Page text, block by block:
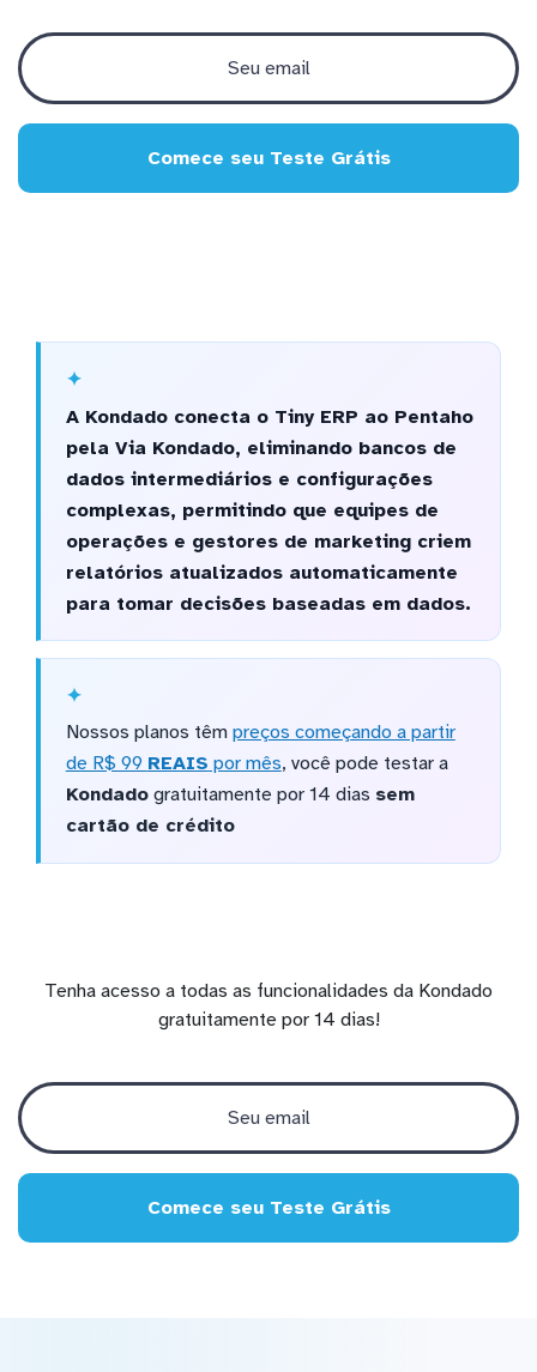
Comece seu Teste Grátis
A Kondado conecta o Tiny ERP ao Pentaho
pela Via Kondado, eliminando bancos de
dados intermediários e configurações
complexas, permitindo que equipes de
operações e gestores de marketing criem
relatórios atualizados automaticamente
para tomar decisões baseadas em dados.
Nossos planos têm preços começando a partir
de R$ 99 REAIS por mês, você pode testar a
Kondadogratuitamente por 14 dias sem
cartão de crédito
Tenha acesso a todas as funcionalidades da Kondado
gratuitamente por 14 dias!
Comece seu Teste Grátis